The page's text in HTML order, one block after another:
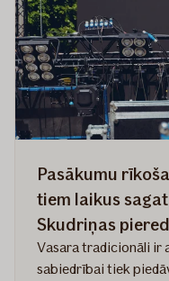
Pasākumu
tiem laikus
Skudriņas
Vasara tradicionāli ir
sabiedrībai tiek